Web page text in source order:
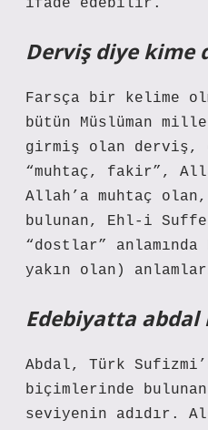
ifade edebilir.
Derviş diye kime
Farsça bir kelime
bütün Müslüman
girmiş olan
“muhtaç, fakir”,
Allah’a muhtaç
bulunan, Ehl-i
“dostlar” anlamında
yakın olan)
Edebiyatta abdal
Abdal, Türk
biçimlerinde
seviyenin adıdır.